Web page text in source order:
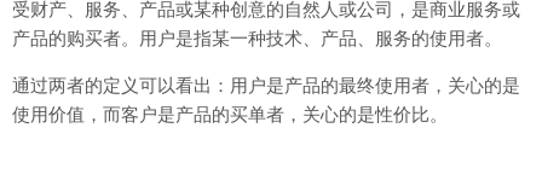
受财产、服务、产品或某种创意的自然人或公司，是商业服务或
产品的购买者。用户是指某一种技术、产品、服务的使用者。
通过两者的定义可以看出：用户是产品的最终使用者，关心的是
使用价值，而客户是产品的买单者，关心的是性价比。